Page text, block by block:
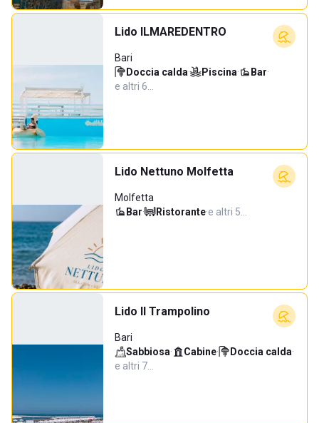
Lido ILMAREDENTRO
Bari
Doccia calda· Piscina· Bar·
e altri 6…
Lido Nettuno Molfetta
Molfetta
Bar· Ristorante·e altri 5…
Lido Il Trampolino
Bari
Sabbiosa· Cabine· Doccia calda·
e altri 7…